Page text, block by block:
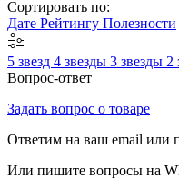
Сортировать по:
Дате Рейтингу Полезности
5 звезд 4 звезды 3 звезды 2
Вопрос-ответ
Задать вопрос о товаре
Ответим на ваш email или
Или пишите вопросы на